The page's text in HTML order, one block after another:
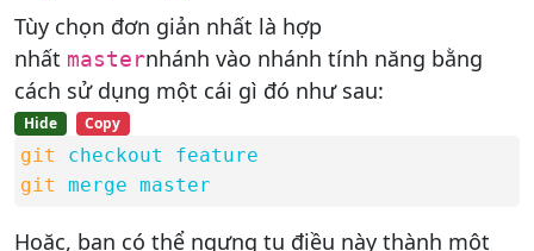
Tùy chọn đơn giản nhất là hợp
nhất masternhánh vào nhánh tính năng bằng
cách sử dụng một cái gì đó như sau:
Hide Copy
git
checkout feature
git
merge master
Hoặc, bạn có thể ngưng tụ điều này thành một